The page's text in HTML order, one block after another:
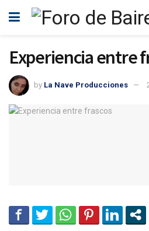
Experiencia entre
by La Nave Producciones